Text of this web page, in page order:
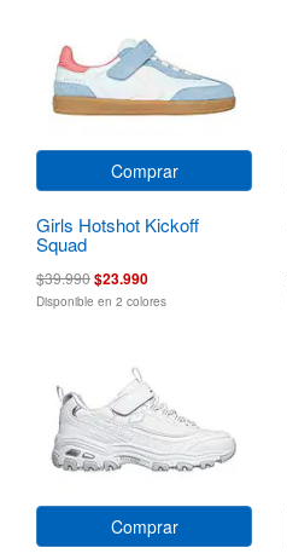
Comprar
Girls Hotshot Kickoff
Squad
$39.990$23.990
Disponible en 2 colores
Comprar